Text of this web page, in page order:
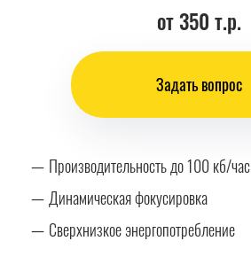
от 350 т.р.
Задать вопрос
Производительность до 100 кб/час
Динамическая фокусировка
Сверхнизкое энергопотребление